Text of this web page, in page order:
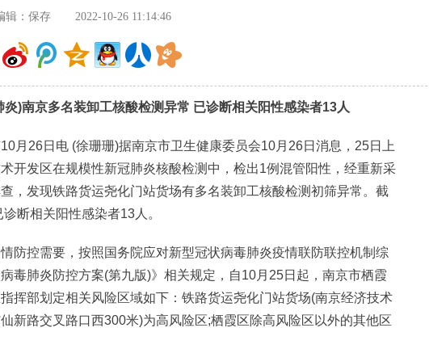
辑：保存 2022-10-26 11:14:46
南京多名装卸工核酸检测异常 已诊断相关阳性感染者13人
26日电 (徐珊珊)据南京市卫生健康委员会10月26日消息，25日上
开发区在规模性新冠肺炎核酸检测中，检出1例混管阳性，经重新采
，发现铁路货运尧化门站货场有多名装卸工核酸检测初筛异常。截
断相关阳性感染者13人。
控需要，按照国务院应对新型冠状病毒肺炎疫情联防联控机制综
毒肺炎防控方案(第九版)》相关规定，自10月25日起，南京市栖霞
挥部划定相关风险区域如下：铁路货运尧化门站货场(南京经济技术
新路交叉路口西300米)为高风险区;栖霞区除高风险区以外的其他区